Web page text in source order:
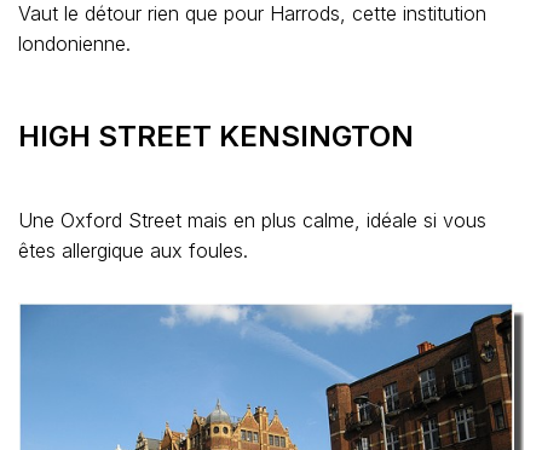
Vaut le détour rien que pour Harrods, cette institution
londonienne.
HIGH STREET KENSINGTON
Une Oxford Street mais en plus calme, idéale si vous
êtes allergique aux foules.